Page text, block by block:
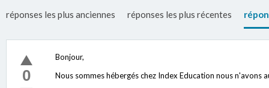
réponses les plus anciennes réponses les plus récentes
0
Bonjour,
Nous sommes hébergés chez Index Education nous n'avons